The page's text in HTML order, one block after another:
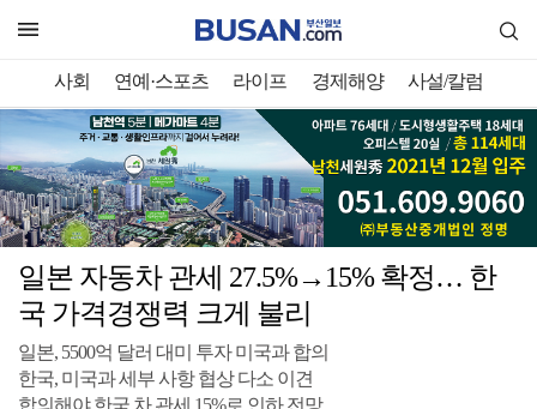
사회 연예·스포츠 라이프 경제해양 사설/칼럼
일본 자동차 관세 27.5%→15% 확정… 한
국 가격경쟁력 크게 불리
일본, 5500억 달러 대미 투자 미국과 합의
한국, 미국과 세부 사항 협상 다소 이견